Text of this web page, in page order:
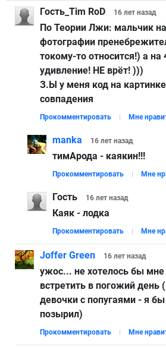
Гость_Tim RoD 16 лет назад
По Теории Лжи: мальчик
фотографии
токому-то относится!) а на
удивление! НЕ врёт! )))
З.Ы у меня код на
совпадения
Прокомментировать Мне
manka 16 лет назад
тимАрода - каякин!!!
Прокомментировать Мне
Гость 16 лет назад
Каяк - лодка
Прокомментировать Мне
Joffer Green 16 лет назад
ужос... не хотелось бы мне
встретить в погожий день
девочки с попугаями - я бы
позырил)
Прокомментировать Мне